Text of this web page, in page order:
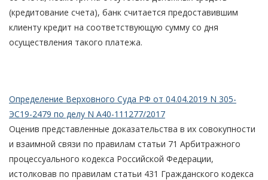
(кредитование счета), банк считается предоставившим
клиенту кредит на соответствующую сумму со дня
осуществления такого платежа.
Определение Верховного Суда РФ от 04.04.2019 N 305-
ЭС19-2479 по делу N А40-111277/2017
Оценив представленные доказательства в их совокупности
и взаимной связи по правилам статьи 71 Арбитражного
процессуального кодекса Российской Федерации,
истолковав по правилам статьи 431 Гражданского кодекса